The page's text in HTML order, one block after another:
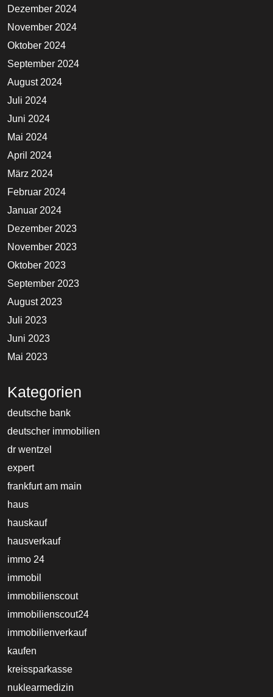
Dezember 2024
November 2024
Oktober 2024
September 2024
August 2024
Juli 2024
Juni 2024
Mai 2024
April 2024
März 2024
Februar 2024
Januar 2024
Dezember 2023
November 2023
Oktober 2023
September 2023
August 2023
Juli 2023
Juni 2023
Mai 2023
Kategorien
deutsche bank
deutscher immobilien
dr wentzel
expert
frankfurt am main
haus
hauskauf
hausverkauf
immo 24
immobil
immobilienscout
immobilienscout24
immobilienverkauf
kaufen
kreissparkasse
nuklearmedizin